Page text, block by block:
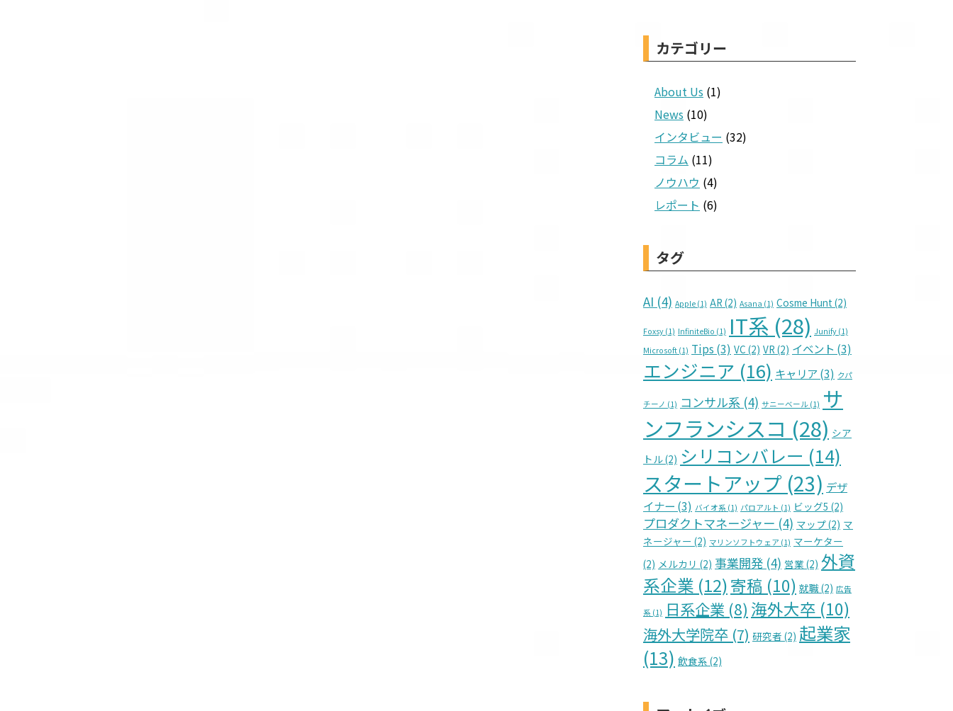
カテゴリー
About Us (1)
News (10)
インタビュー (32)
コラム (11)
ノウハウ (4)
レポート (6)
タグ
AI (4) Apple (1) AR (2) Asana (1) Cosme Hunt (2)
Foxsy (1) InfiniteBio (1) IT系 (28) Junify (1)
Microsoft (1) Tips (3) VC (2) VR (2) イベント (3)
エンジニア (16) キャリア(3) クパ
チーノ (1) コンサル系 (4) サニーベール (1) サ
ンフランシスコ (28) シア
トル(2) シリコンバレー (14)
スタートアップ (23) デザ
イナー (3) バイオ系 (1) パロアルト (1) ビッグ5 (2)
プロダクトマネージャー (4) マップ(2) マ
ネージャー (2) マリンソフトウェア (1) マーケター
(2) メルカリ (2) 事業開発 (4) 営業(2) 外資
系企業 (12)寄稿 (10) 就職(2) 広告
系 (1) 日系企業 (8) 海外大卒 (10)
海外大学院卒 (7) 研究者 (2) 起業家
(13) 飲食系 (2)